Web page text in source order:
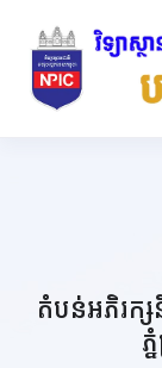
តំបន់អភិរក្
ភ្